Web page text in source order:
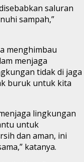
saluran
sampah,”
menghimbau
menjaga
tidak di jaga
buruk untuk kita
lingkungan
untuk
dan aman, ini
katanya.